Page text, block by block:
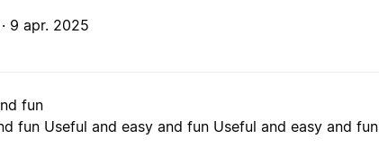
9 apr. 2025
fun
fun Useful and easy and fun Useful and easy and fun